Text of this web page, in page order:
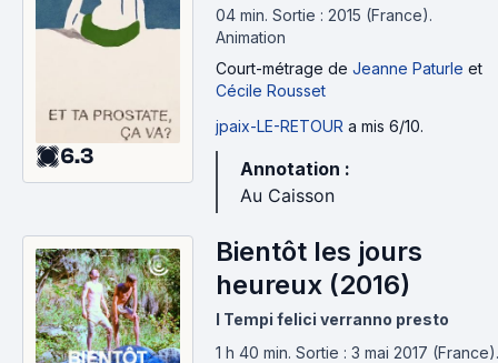
6.3
04 min. Sortie : 2015 (France).
Animation
Court-métrage de Jeanne Paturle et
Cécile Rousset
jpaix-LE-RETOUR a mis 6/10.
Annotation :
Au Caisson
Bientôt les jours
heureux (2016)
I Tempi felici verranno presto
1 h 40 min. Sortie : 3 mai 2017 (France).